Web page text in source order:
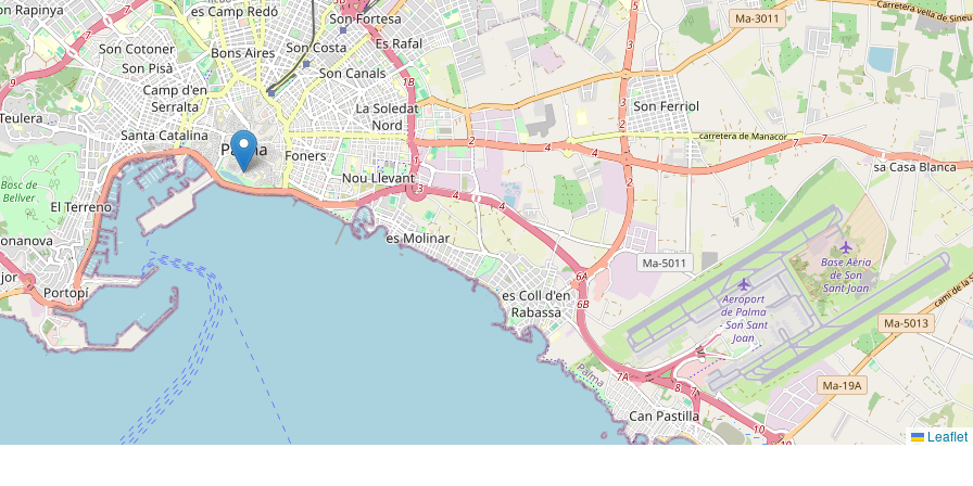
Leaflet